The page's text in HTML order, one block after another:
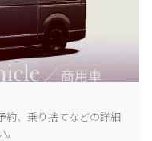
約、乗り捨てなどの詳細